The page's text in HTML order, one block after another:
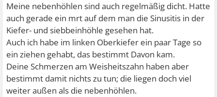
Meine nebenhöhlen sind auch regelmäßig dicht. Hatte
auch gerade ein mrt auf dem man die Sinusitis in der
Kiefer- und siebbeinhöhle gesehen hat.
Auch ich habe im linken Oberkiefer ein paar Tage so
ein ziehen gehabt, das bestimmt Davon kam.
Deine Schmerzen am Weisheitszahn haben aber
bestimmt damit nichts zu tun; die liegen doch viel
weiter außen als die nebenhöhlen.